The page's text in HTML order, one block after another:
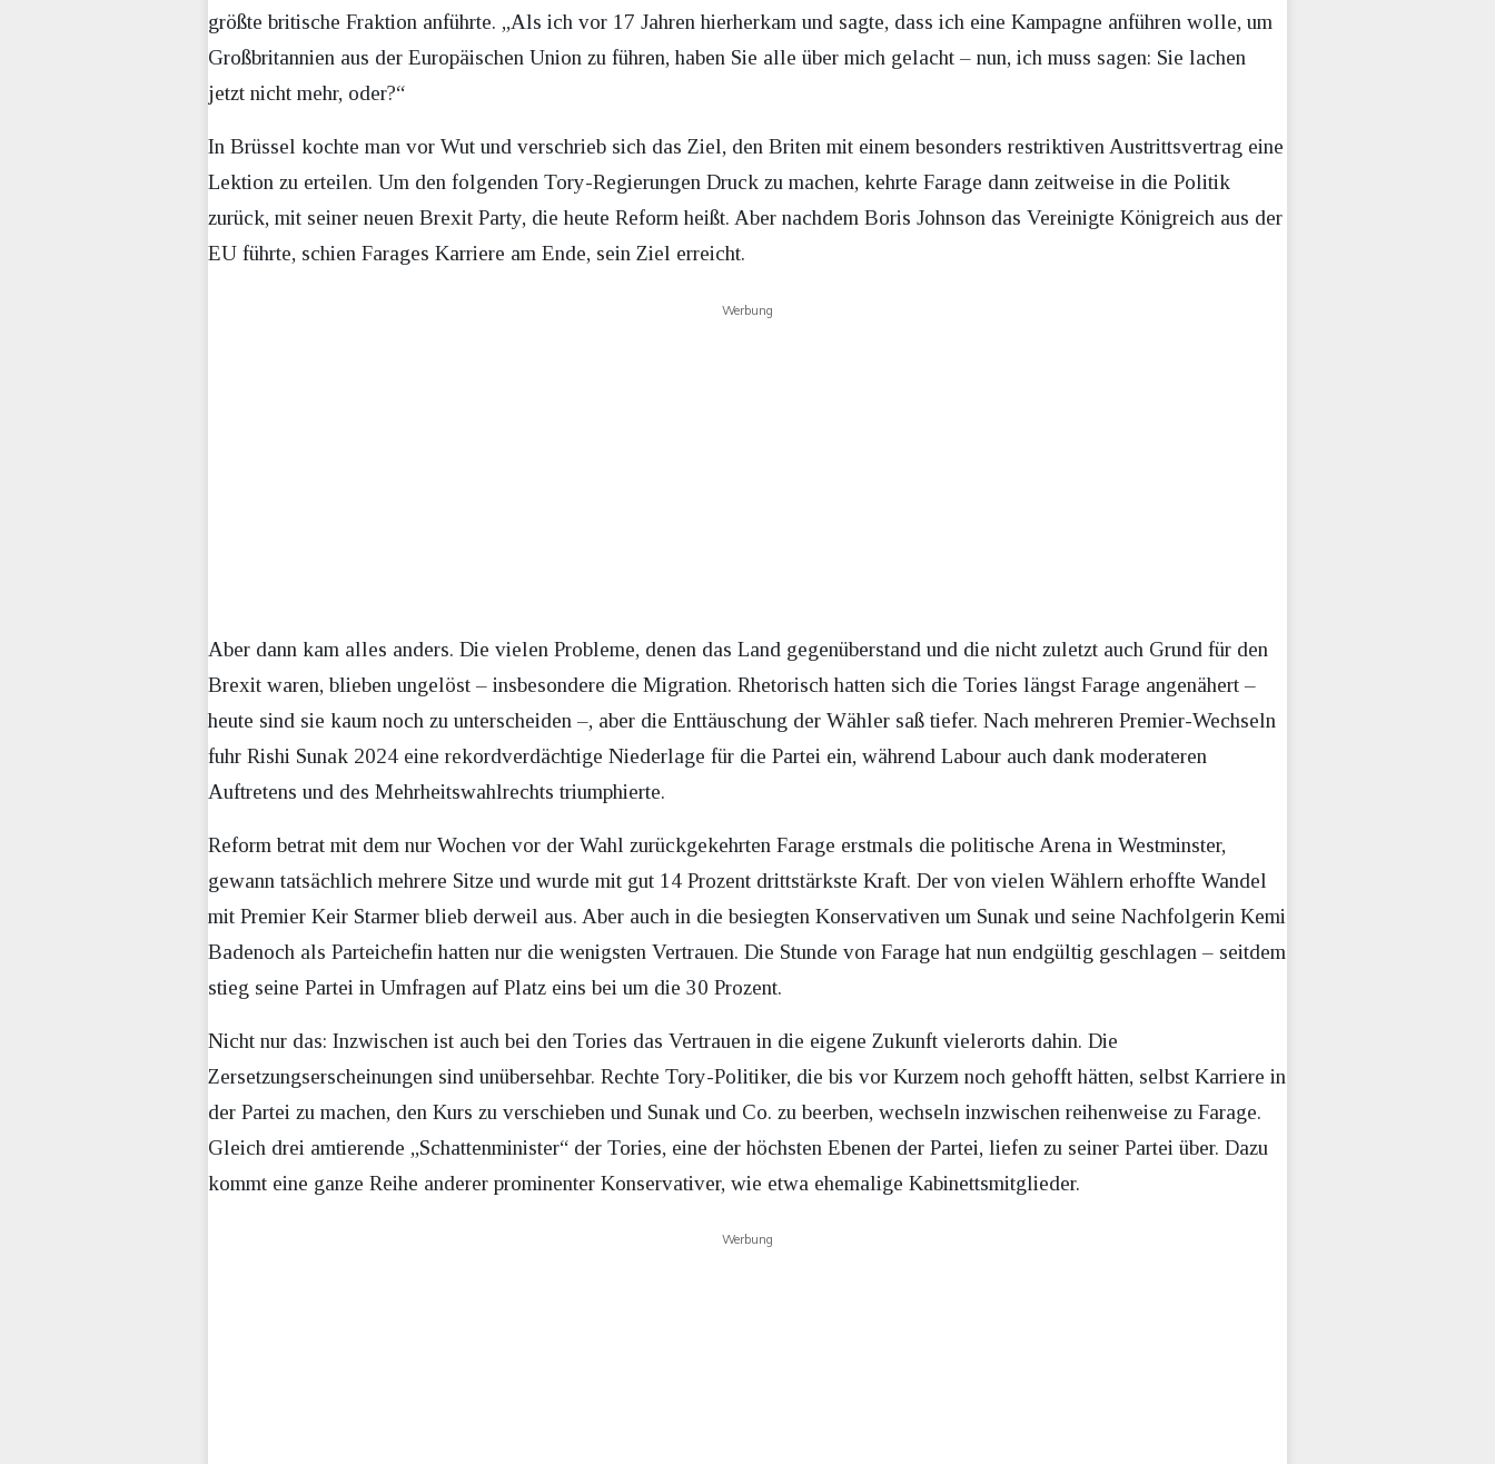
größte britische Fraktion anführte. „Als ich vor 17 Jahren hierherkam und sagte, dass ich eine Kampagne anführen wolle, um
Großbritannien aus der Europäischen Union zu führen, haben Sie alle über mich gelacht – nun, ich muss sagen: Sie lachen
jetzt nicht mehr, oder?“
In Brüssel kochte man vor Wut und verschrieb sich das Ziel, den Briten mit einem besonders restriktiven Austrittsvertrag eine
Lektion zu erteilen. Um den folgenden Tory-Regierungen Druck zu machen, kehrte Farage dann zeitweise in die Politik
zurück, mit seiner neuen Brexit Party, die heute Reform heißt. Aber nachdem Boris Johnson das Vereinigte Königreich aus der
EU führte, schien Farages Karriere am Ende, sein Ziel erreicht.
Werbung
Aber dann kam alles anders. Die vielen Probleme, denen das Land gegenüberstand und die nicht zuletzt auch Grund für den
Brexit waren, blieben ungelöst – insbesondere die Migration. Rhetorisch hatten sich die Tories längst Farage angenähert –
heute sind sie kaum noch zu unterscheiden –, aber die Enttäuschung der Wähler saß tiefer. Nach mehreren Premier-Wechseln
fuhr Rishi Sunak 2024 eine rekordverdächtige Niederlage für die Partei ein, während Labour auch dank moderateren
Auftretens und des Mehrheitswahlrechts triumphierte.
Reform betrat mit dem nur Wochen vor der Wahl zurückgekehrten Farage erstmals die politische Arena in Westminster,
gewann tatsächlich mehrere Sitze und wurde mit gut 14 Prozent drittstärkste Kraft. Der von vielen Wählern erhoffte Wandel
mit Premier Keir Starmer blieb derweil aus. Aber auch in die besiegten Konservativen um Sunak und seine Nachfolgerin Kemi
Badenoch als Parteichefin hatten nur die wenigsten Vertrauen. Die Stunde von Farage hat nun endgültig geschlagen – seitdem
stieg seine Partei in Umfragen auf Platz eins bei um die 30 Prozent.
Nicht nur das: Inzwischen ist auch bei den Tories das Vertrauen in die eigene Zukunft vielerorts dahin. Die
Zersetzungserscheinungen sind unübersehbar. Rechte Tory-Politiker, die bis vor Kurzem noch gehofft hätten, selbst Karriere in
der Partei zu machen, den Kurs zu verschieben und Sunak und Co. zu beerben, wechseln inzwischen reihenweise zu Farage.
Gleich drei amtierende „Schattenminister“ der Tories, eine der höchsten Ebenen der Partei, liefen zu seiner Partei über. Dazu
kommt eine ganze Reihe anderer prominenter Konservativer, wie etwa ehemalige Kabinettsmitglieder.
Werbung